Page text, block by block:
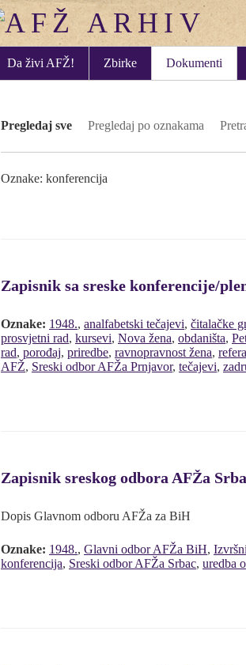
Da živi AFŽ! Zbirke Dokumenti
Pregledaj sve Pregledaj po oznakama
Oznake: konferencija
Zapisnik sa sreske konferencije/
Oznake: 1948., analfabetski tečajevi, čitalačke
prosvjetni rad, kursevi, Nova žena, obdaništa,
rad, porođaj, priredbe, ravnopravnost žena,
AFŽ, Sreski odbor AFŽa Prnjavor, tečajevi,
Zapisnik sreskog odbora AFŽa
Dopis Glavnom odboru AFŽa za BiH
Oznake: 1948., Glavni odbor AFŽa BiH,
konferencija, Sreski odbor AFŽa Srbac, uredba